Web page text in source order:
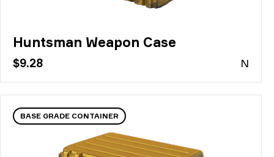
Huntsman Weapon Case
$9.28 N
BASE GRADE CONTAINER